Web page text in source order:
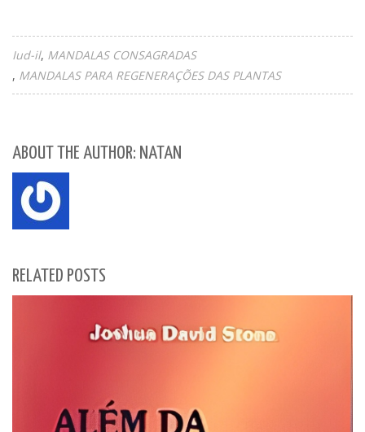
Iud-il MANDALAS CONSAGRADAS
MANDALAS PARA REGENERAÇÕES DAS PLANTAS
ABOUT THE AUTHOR: NATAN
RELATED POSTS